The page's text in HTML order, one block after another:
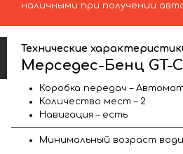
наличными при получении
Технические
Мерседес-Бенц GT-C
Коробка передач – Автомат
Количество мест – 2
Навигация – есть
Минимальный возраст